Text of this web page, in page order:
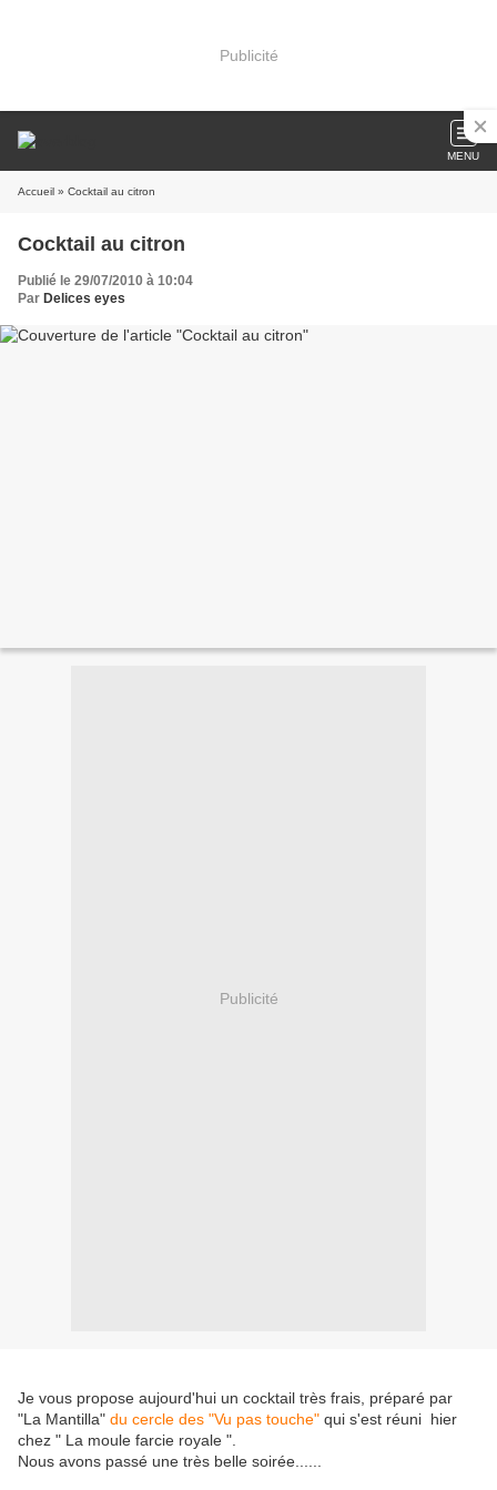
Publicité
MENU
Accueil » Cocktail au citron
Cocktail au citron
Publié le 29/07/2010 à 10:04
Par Delices eyes
Publicité
Je vous propose aujourd'hui un cocktail très frais, préparé par
"La Mantilla" du cercle des "Vu pas touche" qui s'est réuni hier
chez " La moule farcie royale ".
Nous avons passé une très belle soirée......